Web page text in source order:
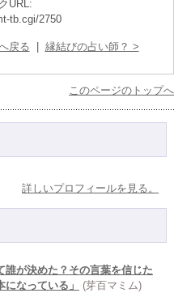
URL:
tb.cgi/2750
戻る 縁結びの占い師？ >
このページのトップへ
詳しいプロフィールを見る。
誰が決めた？その言葉を信じた
なっている」
(芽百マミム)